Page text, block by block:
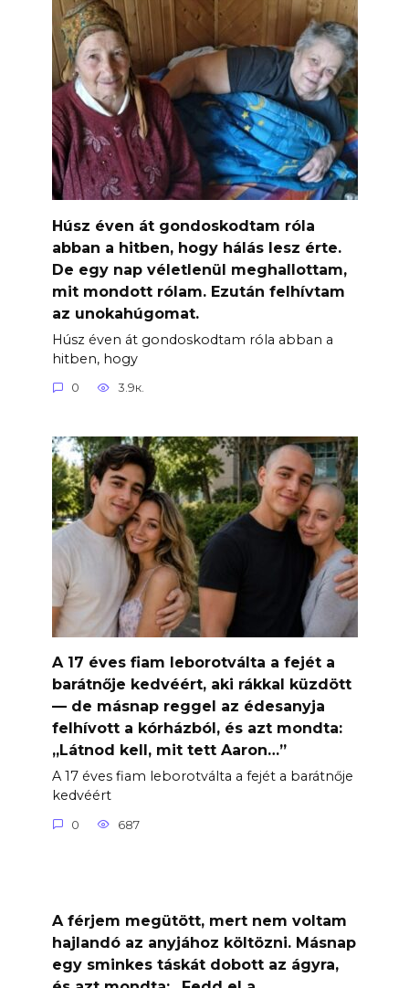
Húsz éven át gondoskodtam róla
abban a hitben, hogy hálás lesz érte.
De egy nap véletlenül meghallottam,
mit mondott rólam. Ezután felhívtam
az unokahúgomat.
Húsz éven át gondoskodtam róla abban a
hitben, hogy
0 3.9к.
A 17 éves fiam leborotválta a fejét a
barátnője kedvéért, aki rákkal küzdött
— de másnap reggel az édesanyja
felhívott a kórházból, és azt mondta:
„Látnod kell, mit tett Aaron…”
A 17 éves fiam leborotválta a fejét a barátnője
kedvéért
0 687
A férjem megütött, mert nem voltam
hajlandó az anyjához költözni. Másnap
egy sminkes táskát dobott az ágyra,